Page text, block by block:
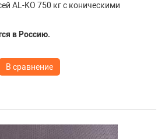
AL-KO 750 кг с коническими
в Россию.
В сравнение